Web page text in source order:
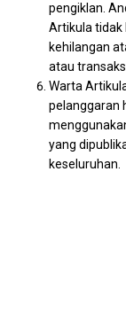
pengiklan.
Artikula tidak
kehilangan
atau
Warta
pelanggaran
yang
keseluruhan.